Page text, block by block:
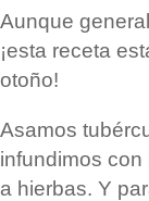
Aunque
¡esta receta
otoño!
Asamos
infundimos con
a hierbas. Y